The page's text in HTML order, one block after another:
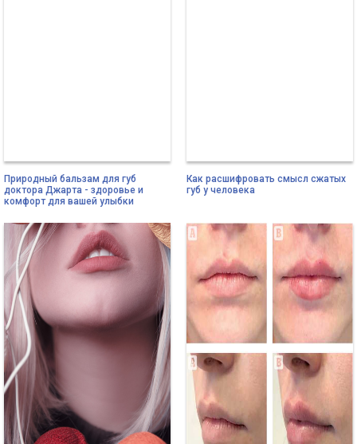
Природный бальзам для губ
доктора Джарта - здоровье и
комфорт для вашей улыбки
Как расшифровать смысл сжатых
губ у человека